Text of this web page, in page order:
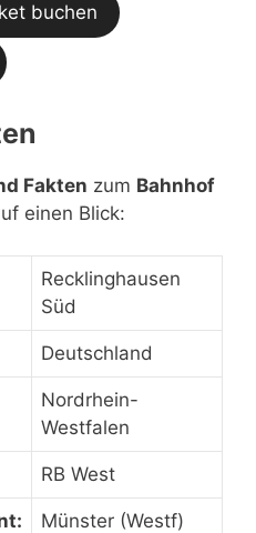
buchen
Fakten zum Bahnhof
einen Blick:
Recklinghausen
Süd
Deutschland
Nordrhein-
Westfalen
RB West
Münster (Westf)